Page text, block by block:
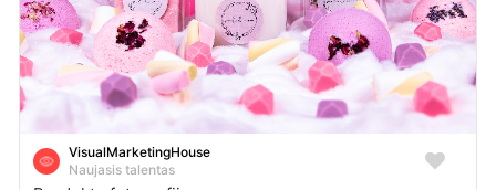
VisualMarketingHouse
Naujasis talentas